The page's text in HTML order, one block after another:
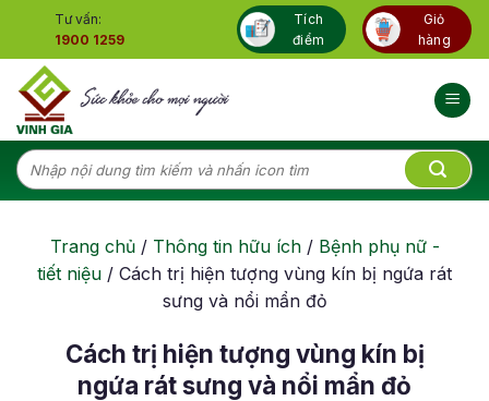
content
Tư vấn:
1900 1259
Tích
điểm
Giỏ
hàng
Tìm
kiếm:
Trang chủ/ Thông tin hữu ích/ Bệnh phụ nữ -
tiết niệu / Cách trị hiện tượng vùng kín bị ngứa rát
sưng và nổi mẩn đỏ
Cách trị hiện tượng vùng kín bị
ngứa rát sưng và nổi mẩn đỏ